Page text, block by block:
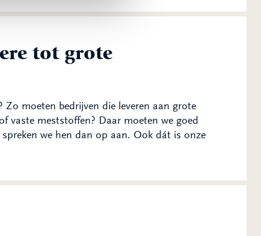
tot grote
Zo moeten bedrijven die leveren aan grote
vaste meststoffen? Daar moeten we goed
we hen dan op aan. Ook dát is onze